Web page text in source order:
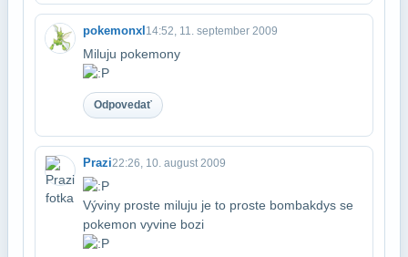
pokemonxl14:52, 11. september 2009
Miluju pokemony
Odpovedať
Prazi22:26, 10. august 2009
Výviny proste miluju je to proste bomba​kdys se
pokemon vyvine bozi